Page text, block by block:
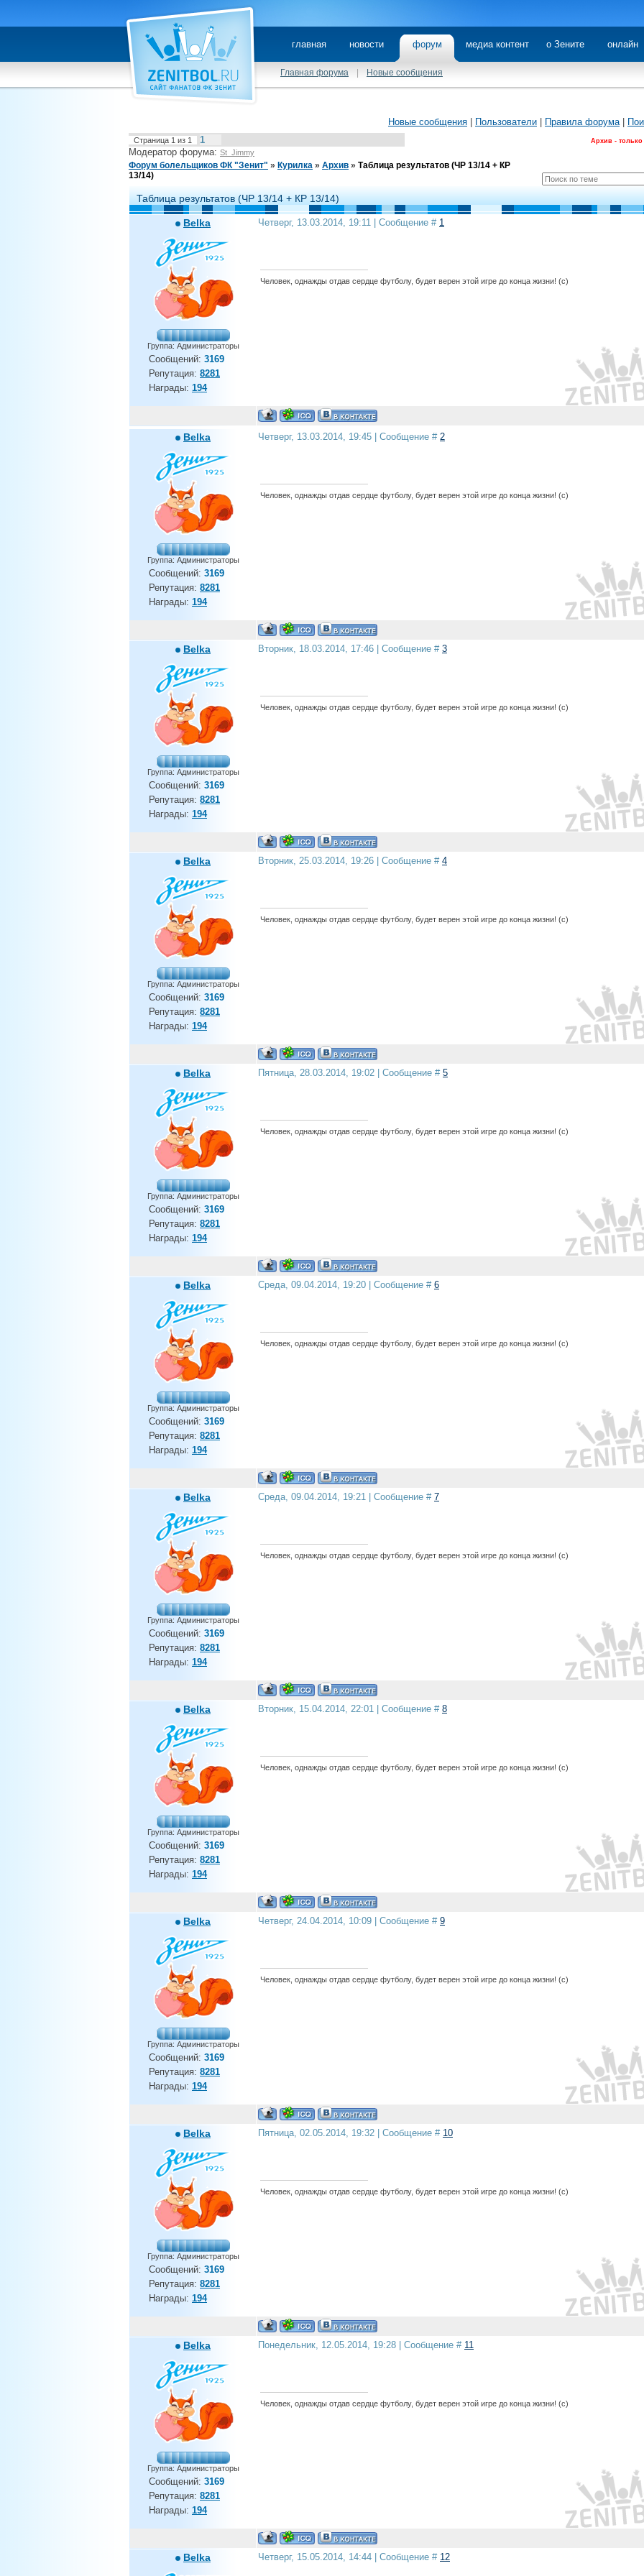
главная новости форум медиа контент о Зените онлайн
Главная форума Новые сообщения
Новые сообщения Пользователи Правила форума|
Страница 1 из 1 1 Архив - только
Модератор форума: St_Jimmy
Форум болельщиков ФК "Зенит" » Курилка » Архив » Таблица результатов (ЧР 13/14 + КР
13/14)
Таблица результатов (ЧР 13/14 + КР 13/14)
Belka
Группа: Администраторы
Сообщений: 3169
Репутация: 8281
Награды: 194
Четверг, 13.03.2014, 19:11 | Сообщение # 1
Человек, однажды отдав сердце футболу, будет верен этой игре до конца жизни! (с)
Belka
Группа: Администраторы
Сообщений: 3169
Репутация: 8281
Награды: 194
Четверг, 13.03.2014, 19:45 | Сообщение # 2
Человек, однажды отдав сердце футболу, будет верен этой игре до конца жизни! (с)
Belka
Группа: Администраторы
Сообщений: 3169
Репутация: 8281
Награды: 194
Вторник, 18.03.2014, 17:46 | Сообщение # 3
Человек, однажды отдав сердце футболу, будет верен этой игре до конца жизни! (с)
Belka
Группа: Администраторы
Сообщений: 3169
Репутация: 8281
Награды: 194
Вторник, 25.03.2014, 19:26 | Сообщение # 4
Человек, однажды отдав сердце футболу, будет верен этой игре до конца жизни! (с)
Belka
Группа: Администраторы
Сообщений: 3169
Репутация: 8281
Награды: 194
Пятница, 28.03.2014, 19:02 | Сообщение # 5
Человек, однажды отдав сердце футболу, будет верен этой игре до конца жизни! (с)
Belka
Группа: Администраторы
Сообщений: 3169
Репутация: 8281
Награды: 194
Среда, 09.04.2014, 19:20 | Сообщение # 6
Человек, однажды отдав сердце футболу, будет верен этой игре до конца жизни! (с)
Belka
Группа: Администраторы
Сообщений: 3169
Репутация: 8281
Награды: 194
Среда, 09.04.2014, 19:21 | Сообщение # 7
Человек, однажды отдав сердце футболу, будет верен этой игре до конца жизни! (с)
Belka
Группа: Администраторы
Сообщений: 3169
Репутация: 8281
Награды: 194
Вторник, 15.04.2014, 22:01 | Сообщение # 8
Человек, однажды отдав сердце футболу, будет верен этой игре до конца жизни! (с)
Belka
Группа: Администраторы
Сообщений: 3169
Репутация: 8281
Награды: 194
Четверг, 24.04.2014, 10:09 | Сообщение # 9
Человек, однажды отдав сердце футболу, будет верен этой игре до конца жизни! (с)
Belka
Группа: Администраторы
Сообщений: 3169
Репутация: 8281
Награды: 194
Пятница, 02.05.2014, 19:32 | Сообщение # 10
Человек, однажды отдав сердце футболу, будет верен этой игре до конца жизни! (с)
Belka
Группа: Администраторы
Сообщений: 3169
Репутация: 8281
Награды: 194
Понедельник, 12.05.2014, 19:28 | Сообщение # 11
Человек, однажды отдав сердце футболу, будет верен этой игре до конца жизни! (с)
Belka Четверг, 15.05.2014, 14:44 | Сообщение # 12